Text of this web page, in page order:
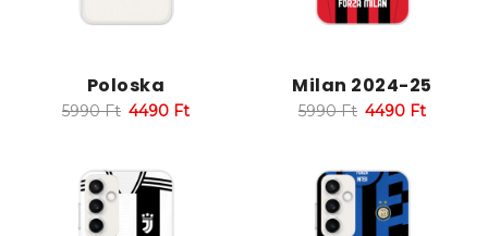
Poloska
5990Ft 4490 Ft
Milan 2024-25
5990Ft 4490 Ft